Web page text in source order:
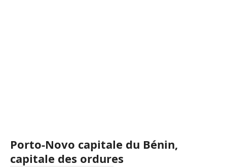
Porto-Novo capitale du Bénin,
capitale des ordures